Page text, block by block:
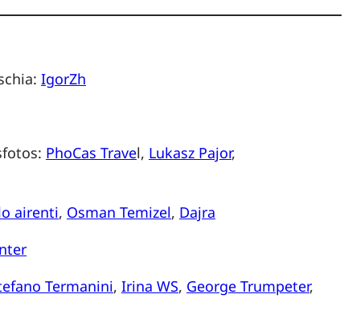
IgorZh
PhoCas Travel, Lukasz Pajor,
airenti, Osman Temizel, Dajra
Termanini, Irina WS, George Trumpeter,